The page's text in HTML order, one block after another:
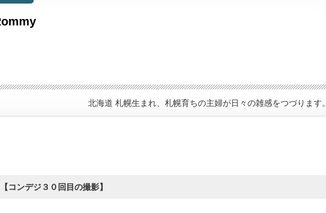
北海道 札幌生まれ、札幌育ちの主婦が日々の雑感をつづります。
コンデジ３０回目の撮影】